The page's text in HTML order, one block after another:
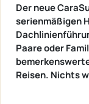
Der neue
serienmäßigen
Paare oder
Reisen. Nichts